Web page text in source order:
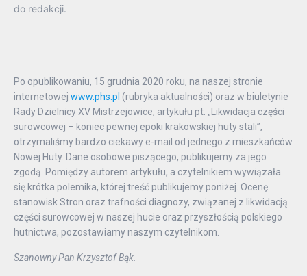
do redakcji.
Po opublikowaniu, 15 grudnia 2020 roku, na naszej stronie
internetowej www.phs.pl (rubryka aktualności) oraz w biuletynie
Rady Dzielnicy XV Mistrzejowice, artykułu pt. „Likwidacja części
surowcowej – koniec pewnej epoki krakowskiej huty stali”,
otrzymaliśmy bardzo ciekawy e-mail od jednego z mieszkańców
Nowej Huty. Dane osobowe piszącego, publikujemy za jego
zgodą. Pomiędzy autorem artykułu, a czytelnikiem wywiązała
się krótka polemika, której treść publikujemy poniżej. Ocenę
stanowisk Stron oraz trafności diagnozy, związanej z likwidacją
części surowcowej w naszej hucie oraz przyszłością polskiego
hutnictwa, pozostawiamy naszym czytelnikom.
Szanowny Pan Krzysztof Bąk.